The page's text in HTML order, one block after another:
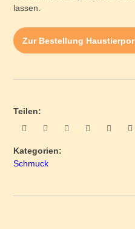
lassen.
Zur Bestellung
Teilen:
Kategorien:
Schmuck